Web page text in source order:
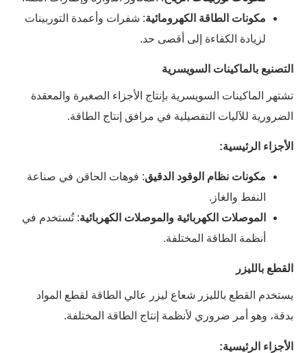
مكونات الطاقة الكهرومائية: شفرات وأعمدة التوربينات
لزيادة الكفاءة إلى أقصى حد.
التصنيع بالماكينات السويسرية
تشتهر الماكينات السويسرية بإنتاج الأجزاء الصغيرة والمعقدة
الضرورية للآليات التفصيلية في مرافق إنتاج الطاقة.
الأجزاء الرئيسية:
مكونات نظام الوقود الدقيق: فوهات الحاقن في صناعة
النفط والغاز.
الموصلات الكهربائية والموصلات الكهربائية: تُستخدم في
أنظمة الطاقة المختلفة.
القطع بالليزر
يستخدم القطع بالليزر شعاع ليزر عالي الطاقة لقطع المواد
بدقة، وهو أمر ضروري لأنظمة إنتاج الطاقة المختلفة.
الأجزاء الرئيسية: